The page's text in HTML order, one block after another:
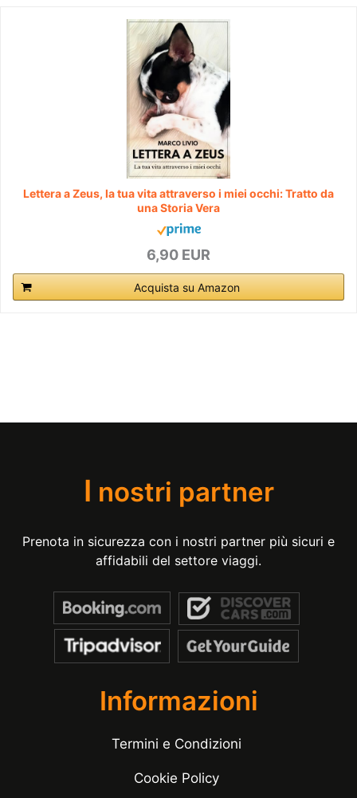
Lettera a Zeus, la tua vita attraverso i miei occhi: Tratto da
una Storia Vera
6,90 EUR
Acquista su Amazon
I nostri partner
Prenota in sicurezza con i nostri partner più sicuri e
affidabili del settore viaggi.
Informazioni
Termini e Condizioni
Cookie Policy